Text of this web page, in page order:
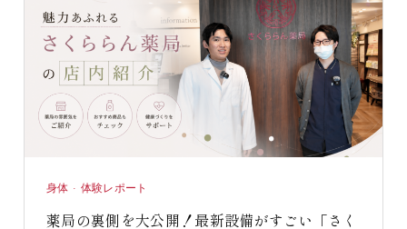
身体 · 体験レポート
薬局の裏側を大公開！最新設備がすごい「さく